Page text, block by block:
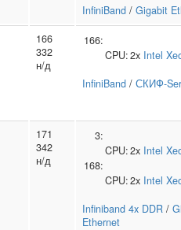
InfiniBand / Gigabit
166
332
н/д
166:
CPU:2x Intel
InfiniBand / СКИФ-
171
342
н/д
3:
CPU:2x Intel
168:
CPU:2x Intel
Infiniband 4x DDR /
Ethernet